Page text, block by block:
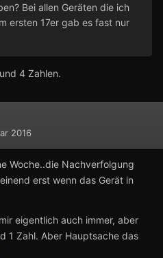
Bei allen Geräten die ich
ersten 17er gab es fast nur
4 Zahlen.
2016
Woche..die Nachverfolgung
erst wenn das Gerät in
eigentlich auch immer, aber
1 Zahl. Aber Hauptsache das